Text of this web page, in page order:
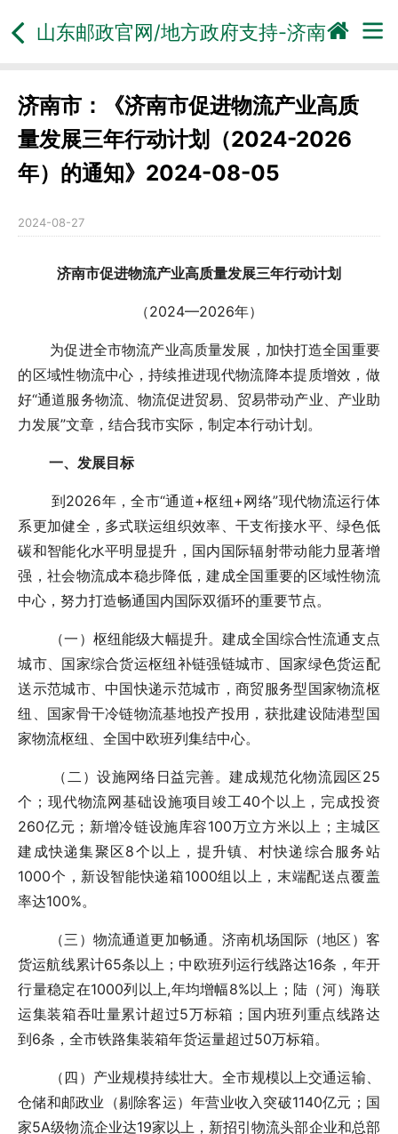
山东邮政官网/地方政府支持-济南
济南市：《济南市促进物流产业高质
量发展三年行动计划（2024-2026
年）的通知》2024-08-05
2024-08-27
济南市促进物流产业高质量发展三年行动计划
（2024—2026年）
为促进全市物流产业高质量发展，加快打造全国重要
的区域性物流中心，持续推进现代物流降本提质增效，做
好“通道服务物流、物流促进贸易、贸易带动产业、产业助
力发展”文章，结合我市实际，制定本行动计划。
一、发展目标
到2026年，全市“通道+枢纽+网络”现代物流运行体
系更加健全，多式联运组织效率、干支衔接水平、绿色低
碳和智能化水平明显提升，国内国际辐射带动能力显著增
强，社会物流成本稳步降低，建成全国重要的区域性物流
中心，努力打造畅通国内国际双循环的重要节点。
（一）枢纽能级大幅提升。建成全国综合性流通支点
城市、国家综合货运枢纽补链强链城市、国家绿色货运配
送示范城市、中国快递示范城市，商贸服务型国家物流枢
纽、国家骨干冷链物流基地投产投用，获批建设陆港型国
家物流枢纽、全国中欧班列集结中心。
（二）设施网络日益完善。建成规范化物流园区25
个；现代物流网基础设施项目竣工40个以上，完成投资
260亿元；新增冷链设施库容100万立方米以上；主城区
建成快递集聚区8个以上，提升镇、村快递综合服务站
1000个，新设智能快递箱1000组以上，末端配送点覆盖
率达100%。
（三）物流通道更加畅通。济南机场国际（地区）客
货运航线累计65条以上；中欧班列运行线路达16条，年开
行量稳定在1000列以上,年均增幅8%以上；陆（河）海联
运集装箱吞吐量累计超过5万标箱；国内班列重点线路达
到6条，全市铁路集装箱年货运量超过50万标箱。
（四）产业规模持续壮大。全市规模以上交通运输、
仓储和邮政业（剔除客运）年营业收入突破1140亿元；国
家5A级物流企业达19家以上，新招引物流头部企业和总部